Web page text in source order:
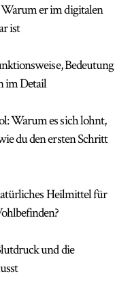
er im digitalen
ist
Bedeutung
im Detail
Warum es sich lohnt,
du den ersten Schritt
Heilmittel für
und die